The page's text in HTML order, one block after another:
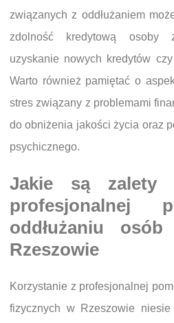
związanych z oddłużaniem
zdolność kredytową osoby
uzyskanie nowych kredytów
Warto również pamiętać o
stres związany z problemami
do obniżenia jakości życia oraz
psychicznego.
Jakie są zalety
profesjonalnej
oddłużaniu
Rzeszowie
Korzystanie z profesjonalnej
fizycznych w Rzeszowie